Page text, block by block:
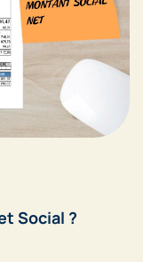
Social ?